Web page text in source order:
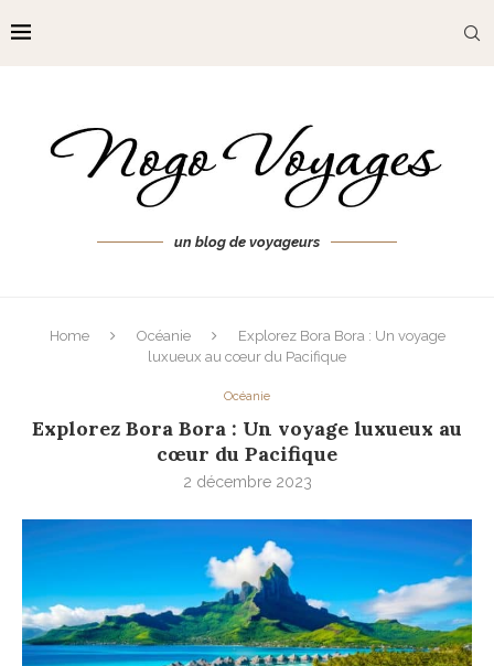
un blog de voyageurs
Home Océanie
Explorez Bora Bora : Un voyage
luxueux au cœur du Pacifique
Océanie
Explorez Bora Bora : Un voyage luxueux au
cœur du Pacifique
2 décembre 2023